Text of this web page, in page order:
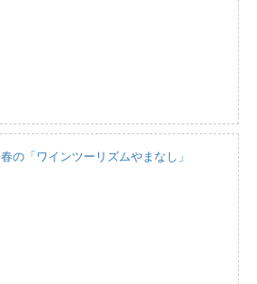
春の「ワインツーリズムやまなし」